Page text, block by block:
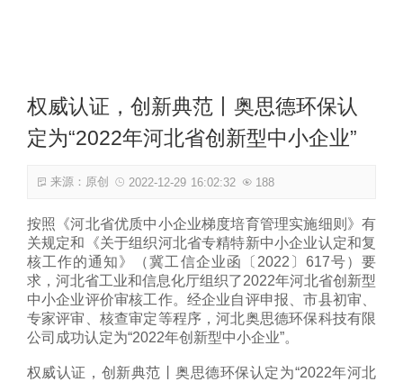
联系我们
权威认证，创新典范丨奥思德环保认
定为“2022年河北省创新型中小企业”
来源：原创 2022-12-29 16:02:32 188
按照《河北省优质中小企业梯度培育管理实施细则》有
关规定和《关于组织河北省专精特新中小企业认定和复
核工作的通知》（冀工信企业函〔2022〕617号）要
求，河北省工业和信息化厅组织了2022年河北省创新型
中小企业评价审核工作。经企业自评申报、市县初审、
专家评审、核查审定等程序，河北奥思德环保科技有限
公司成功认定为“2022年创新型中小企业”。
权威认证，创新典范丨奥思德环保认定为“2022年河北